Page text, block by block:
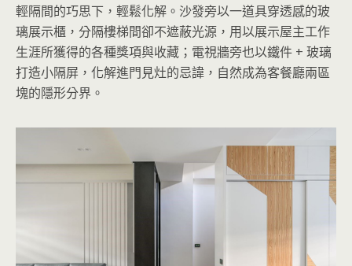
輕隔間的巧思下，輕鬆化解。沙發旁以一道具穿透感的玻
璃展示櫃，分隔樓梯間卻不遮蔽光源，用以展示屋主工作
生涯所獲得的各種獎項與收藏；電視牆旁也以鐵件 + 玻璃
打造小隔屏，化解進門見灶的忌諱，自然成為客餐廳兩區
塊的隱形分界。